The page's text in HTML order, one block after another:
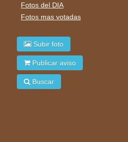
Fotos del DIA
Fotos mas votadas
Subir foto
Publicar aviso
Buscar